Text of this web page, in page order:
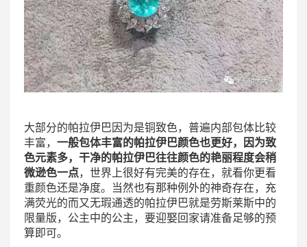
大部分的帕拉伊巴因为是铜致色，普遍内部包体比较
丰富， 一般包体丰富的帕拉伊巴颜色也更好，因为致
色元素多，干净的帕拉伊巴往往颜色的艳丽程度会稍
微逊色一点，世界上很好有完美的存在，就看你更看
重颜色还是净度。当然也有那种例外的神奇存在，充
满荧光的而又无瑕通透的帕拉伊巴就是劳斯莱斯中的
限量版，公主中的公主，要迎娶回家请准备足够的预
算即可。